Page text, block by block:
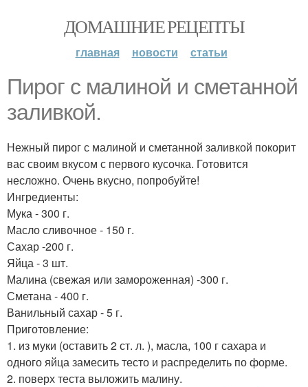
ДОМАШНИЕ РЕЦЕПТЫ
главная новости статьи
Пирог с малиной и сметанной
заливкой.
Нежный пирог с малиной и сметанной заливкой покорит
вас своим вкусом с первого кусочка. Готовится
несложно. Очень вкусно, попробуйте!
Ингредиенты:
Мука - 300 г.
Масло сливочное - 150 г.
Сахар -200 г.
Яйца - 3 шт.
Малина (свежая или замороженная) -300 г.
Сметана - 400 г.
Ванильный сахар - 5 г.
Приготовление:
1. из муки (оставить 2 ст. л. ), масла, 100 г сахара и
одного яйца замесить тесто и распределить по форме.
2. поверх теста выложить малину.